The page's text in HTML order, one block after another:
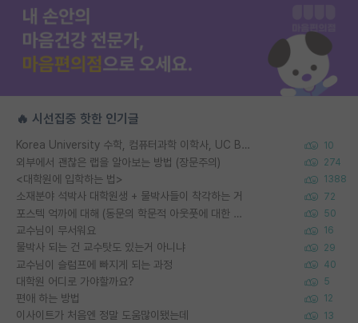
🔥 시선집중 핫한 인기글
Korea University 수학, 컴퓨터과학 이학사, UC Berkeley 산업공학 대학원 공학박사가 되는 것은 쉽지 않겠죠? 10
외부에서 괜찮은 랩을 알아보는 방법 (장문주의) 274
<대학원에 입학하는 법> 1388
소재분야 석박사 대학원생 + 물박사들이 착각하는 거 72
포스텍 억까에 대해 (동문의 학문적 아웃풋에 대한 반박) 50
교수님이 무서워요 16
물박사 되는 건 교수탓도 있는거 아니냐 29
교수님이 슬럼프에 빠지게 되는 과정 40
대학원 어디로 가야할까요? 5
편애 하는 방법 12
이사이트가 처음엔 정말 도움많이됐는데 13